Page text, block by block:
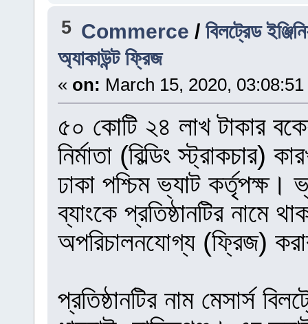
5 Commerce /বিলট্রেড
অ্যাকাউন্ট ফ্রিজ
« on: March 15, 2020,
৫০ কোটি ২৪ লাখ টাকার
নির্মাতা (বিল্ডিং স্ট্রাকচার)
ঢাকা পশ্চিম ভ্যাট
ব্যাংকে প্রতিষ্ঠানটির নামে
অপরিচালনযোগ্য (ফ্রিজ)
প্রতিষ্ঠানটির নাম মেসার্স